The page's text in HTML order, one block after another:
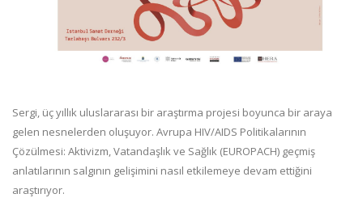
Sergi, üç yıllık uluslararası bir araştırma projesi boyunca bir araya
gelen nesnelerden oluşuyor. Avrupa HIV/AIDS Politikalarının
Çözülmesi: Aktivizm, Vatandaşlık ve Sağlık (EUROPACH) geçmiş
anlatılarının salgının gelişimini nasıl etkilemeye devam ettiğini
araştırıyor.